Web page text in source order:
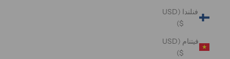
فنلندا (USD
$)
فيتنام (USD
$)